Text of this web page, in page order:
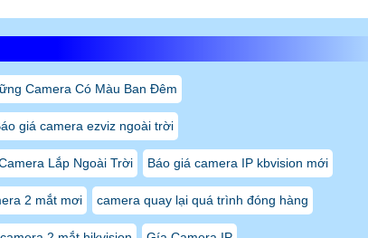
Camera Có Màu Ban Đêm
giá camera ezviz ngoài trời
Lắp Ngoài Trời Báo giá camera IP kbvision mới
2 mắt mơi camera quay lại quá trình đóng hàng